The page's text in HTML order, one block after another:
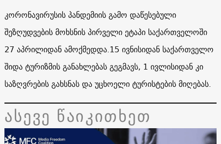
კორონავირუსის პანდემიის გამო დაწესებული
შეზღუდვების მოხსნის პირველი ეტაპი საქართველოში
27 აპრილიდან ამოქმედდა.15 ივნისიდან საქართველო
შიდა ტურიზმის განახლებას გეგმავს, 1 ივლისიდან კი
საზღვრების გახსნას და უცხოელი ტურისტების მიღებას.
ასევე წაიკითხეთ